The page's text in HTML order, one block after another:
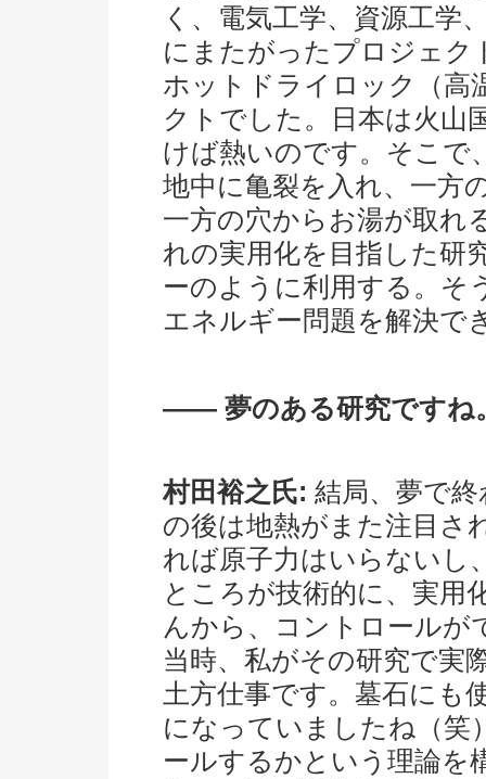
く、電気工学、資源工学
にまたがったプロジェ
ホットドライロック（高
クトでした。日本は火山
けば熱いのです。そこで
地中に亀裂を入れ、一方
一方の穴からお湯が取れ
れの実用化を目指した研
ーのように利用する。そ
エネルギー問題を解決で
―― 夢のある研究ですね
村田裕之氏: 結局、夢で
の後は地熱がまた注目さ
れば原子力はいらないし
ところが技術的に、実用
んから、コントロールが
当時、私がその研究で実
土方仕事です。墓石にも
になっていましたね（笑
ールするかという理論を